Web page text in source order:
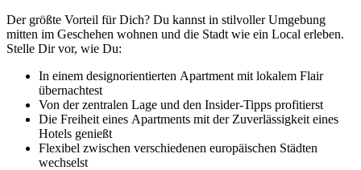
Der größte Vorteil für Dich? Du kannst in stilvoller Umgebung
mitten im Geschehen wohnen und die Stadt wie ein Local erleben.
Stelle Dir vor, wie Du:
In einem designorientierten Apartment mit lokalem Flair
übernachtest
Von der zentralen Lage und den Insider-Tipps profitierst
Die Freiheit eines Apartments mit der Zuverlässigkeit eines
Hotels genießt
Flexibel zwischen verschiedenen europäischen Städten
wechselst